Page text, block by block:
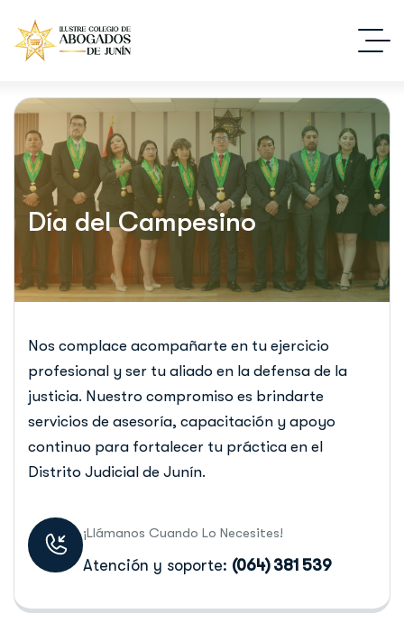
Día del Campesino
Nos complace acompañarte en tu ejercicio
profesional y ser tu aliado en la defensa de la
justicia. Nuestro compromiso es brindarte
servicios de asesoría, capacitación y apoyo
continuo para fortalecer tu práctica en el
Distrito Judicial de Junín.
¡Llámanos Cuando Lo Necesites!
Atención y soporte: (064) 381 539